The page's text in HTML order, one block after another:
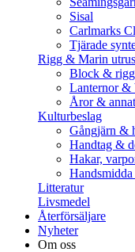
Sisal
Carlmarks
Tjärade
Rigg & Marin
Block &
Lanternor &
Åror & annat
Kulturbeslag
Gångjärn &
Handtag &
Hakar,
Handsmidda
Litteratur
Livsmedel
Återförsäljare
Nyheter
Om oss